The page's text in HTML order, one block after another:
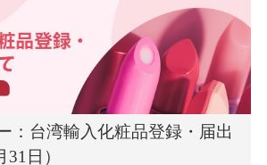
：台湾輸入化粧品登録・届出
日）